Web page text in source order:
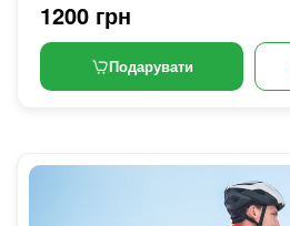
1200 грн
Подарувати